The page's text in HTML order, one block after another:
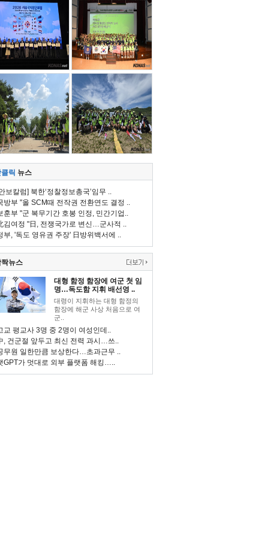
릭 뉴스
보칼럼] 북한‘정찰정보총국’임무 ..
방부 "올 SCM때 전작권 전환연도 결정 ..
훈부 "군 복무기간 호봉 인정, 민간기업..
김여정 "日, 전쟁국가로 변신…군사적 ..
부, '독도 영유권 주장' 日방위백서에 ..
뉴스
대형 함정 함장에 여군 첫 임
명…독도함 지휘 배선영 ..
대령이 지휘하는 대형 함정의
함장에 해군 사상 처음으로 여
군..
교 평교사 3명 중 2명이 여성인데..
, 건군절 앞두고 최신 전력 과시…쓰..
무원 일한만큼 보상한다…초과근무 ..
GPT가 멋대로 외부 플랫폼 해킹…..